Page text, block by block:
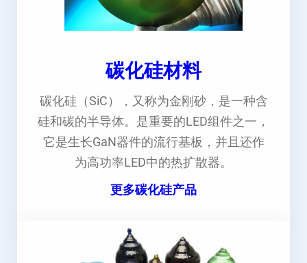
碳化硅材料
碳化硅（SiC），又称为金刚砂，是一种含
硅和碳的半导体。是重要的LED组件之一，
它是生长GaN器件的流行基板，并且还作
为高功率LED中的热扩散器。
更多碳化硅产品